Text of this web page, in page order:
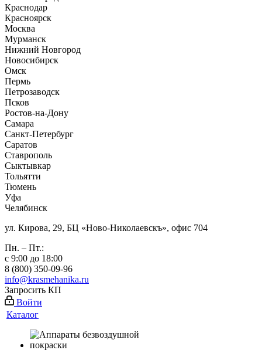
Краснодар
Красноярск
Москва
Мурманск
Нижний Новгород
Новосибирск
Омск
Пермь
Петрозаводск
Псков
Ростов-на-Дону
Самара
Санкт-Петербург
Саратов
Ставрополь
Сыктывкар
Тольятти
Тюмень
Уфа
Челябинск
ул. Кирова, 29, БЦ «Ново-Николаевскъ», офис 704
Пн. – Пт.:
с 9:00 до 18:00
8 (800) 350-09-96
info@krasmehanika.ru
Запросить КП
Войти
Каталог